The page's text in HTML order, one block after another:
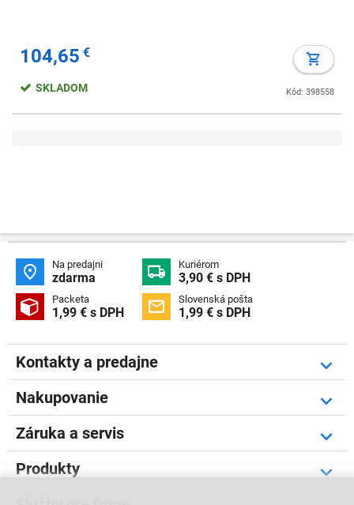
104,65 €
Kód: 398558
SKLADOM
 Na predajni
zdarma  Kuriérom
3,90 € s DPH
 Packeta
1,99 € s DPH  Slovenská pošta
1,99 € s DPH
Kontakty a predajne
Nakupovanie
Záruka a servis
Produkty